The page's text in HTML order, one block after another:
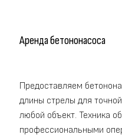
Аренда бетононасоса
Предоставляем
длины стрелы для
любой объект. Техника
профессиональными